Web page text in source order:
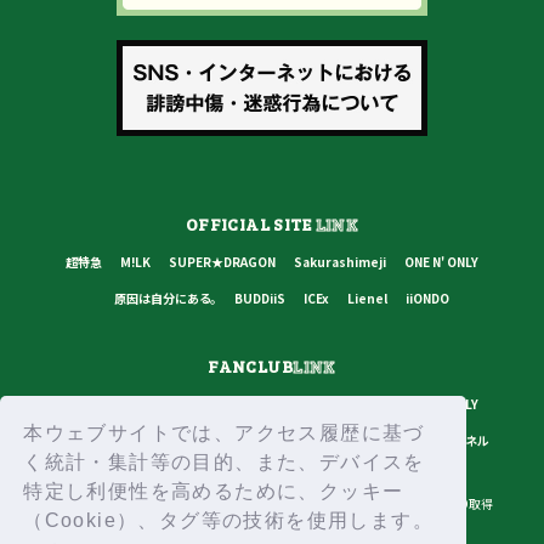
本ウェブサイトでは、アクセス履歴に基づ
く統計・集計等の目的、また、デバイスを
特定し利便性を高めるために、クッキー
（Cookie）、タグ等の技術を使用します。
OFFICIAL SITELINK
超特急 M!LK SUPER★DRAGON Sakurashimeji
ONE N' ONLY
原因は自分にある。
BUDDiiS ICEx Lienel iiONDO
FANCLUBLINK
ONE N' ONLY
原因は自分にある。
BUDDiiS ICEx Lienel スターダストチャンネル
プライバシーポリシー ご利用規約 推奨環境 ヘルプ・お問い合わせ
ID取得